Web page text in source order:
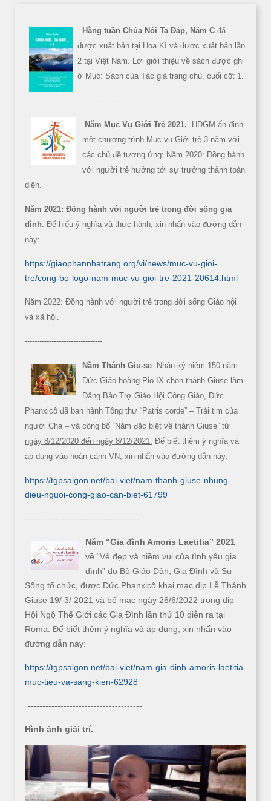
Hằng tuần Chúa Nói Ta Đáp, Năm C đã
được xuất bản tại Hoa Kì và được xuất bản lần
2 tại Việt Nam. Lời giới thiệu về sách được ghi
ở Mục: Sách của Tác giả trang chủ, cuối cột 1.
------------------------------------
Năm Mục Vụ Giới Trẻ 2021.
HĐGM ấn định
một chương trình Mục vụ Giới trẻ 3 năm với
các chủ đề tương ứng: Năm 2020: Đồng hành
với người trẻ hướng tới sự trưởng thành toàn
diện.
Năm 2021: Đồng hành với người trẻ trong đời sống gia
đình. Để hiểu ý nghĩa và thực hành, xin nhấn vào đường dẫn
này:
https://giaophannhatrang.org/vi/news/muc-vu-gioi-
tre/cong-bo-logo-nam-muc-vu-gioi-tre-2021-20614.html
Năm 2022: Đồng hành với người trẻ trong đời sống Giáo hội
và xã hội.
--------------------------------
Năm Thánh Giu-se: Nhân kỷ niệm 150 năm
Đức Giáo hoàng Pio IX chọn thánh Giuse làm
Đấng Bảo Trợ Giáo Hội Công Giáo, Đức
Phanxicô đã ban hành Tông thư “Patris corde” – Trái tim của
người Cha – và công bố “Năm đặc biệt về thánh Giuse” từ
ngày 8/12/2020 đến ngày 8/12/2021. Để biết thêm ý nghĩa và
áp dụng vào hoàn cảnh VN, xin nhấn vào đường dẫn này:
https://tgpsaigon.net/bai-viet/nam-thanh-giuse-nhung-
dieu-nguoi-cong-giao-can-biet-61799
--------------------------------------
Năm “Gia đình Amoris Laetitia” 2021
về “Vẻ đẹp và niềm vui của tình yêu gia
đình” do Bộ Giáo Dân, Gia Đình và Sự
Sống tổ chức, được Đức Phanxicô khai mạc dịp Lễ Thánh
Giuse 19/ 3/ 2021 và bế mạc ngày 26/6/2022 trong dịp
Hội Ngộ Thế Giới các Gia Đình lần thứ 10 diễn ra tại
Roma. Để biết thêm ý nghĩa và áp dụng, xin nhấn vào
đường dẫn này:
https://tgpsaigon.net/bai-viet/nam-gia-dinh-amoris-laetitia-
muc-tieu-va-sang-kien-62928
--------------------------------------
Hình ảnh giải trí.